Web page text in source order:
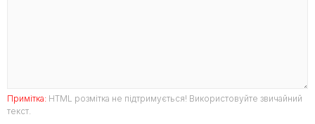
Примітка: HTML розмітка не підтримується! Використовуйте звичайний
текст.